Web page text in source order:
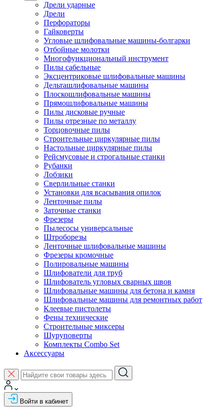
Дрели ударные
Дрели
Перфораторы
Гайковерты
Угловые шлифовальные машины-болгарки
Отбойные молотки
Многофункциональный инструмент
Пилы сабельные
Эксцентриковые шлифовальные машины
Дельташлифовальные машины
Плоскошлифовальные машины
Прямошлифовальные машины
Пилы дисковые ручные
Пилы отрезные по металлу
Торцовочные пилы
Строительные циркулярные пилы
Настольные циркулярные пилы
Рейсмусовые и строгальные станки
Рубанки
Лобзики
Сверлильные станки
Установки для всасывания опилок
Ленточные пилы
Заточные станки
Фрезеры
Пылесосы универсальные
Штроборезы
Ленточные шлифовальные машины
Фрезеры кромочные
Полировальные машины
Шлифователи для труб
Шлифователь угловых сварных швов
Шлифовальные машины для бетона и камня
Шлифовальные машины для ремонтных работ
Клеевые пистолеты
Фены технические
Строительные миксеры
Шуруповерты
Комплекты Combo Set
Аксессуары
Войти в кабинет